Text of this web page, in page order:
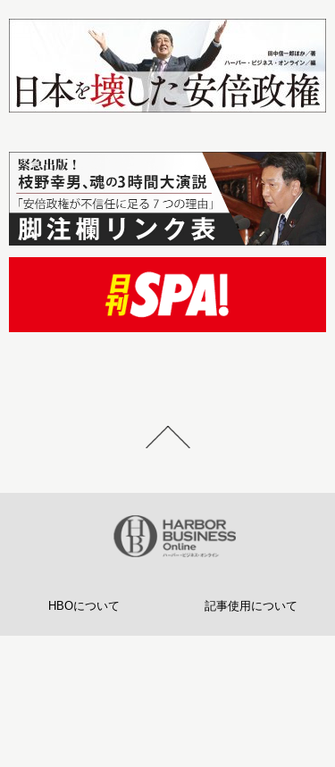
HBOについて 記事使用について